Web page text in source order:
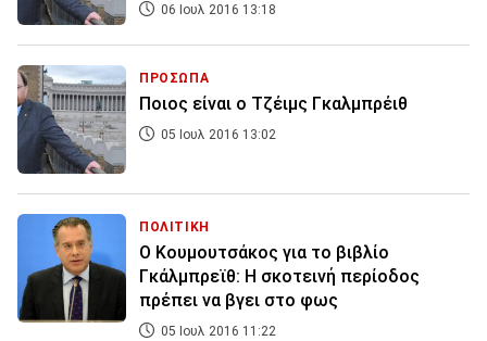
06 Ιουλ 2016 13:18
ΠΡΟΣΩΠΑ
Ποιος είναι ο Τζέιμς Γκαλμπρέιθ
05 Ιουλ 2016 13:02
ΠΟΛΙΤΙΚΗ
Ο Κουμουτσάκος για το βιβλίο
Γκάλμπρεϊθ: Η σκοτεινή περίοδος
πρέπει να βγει στο φως
05 Ιουλ 2016 11:22